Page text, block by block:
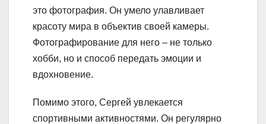
это фотография. Он умело улавливает
красоту мира в объектив своей камеры.
Фотографирование для него – не только
хобби, но и способ передать эмоции и
вдохновение.
Помимо этого, Сергей увлекается
спортивными активностями. Он регулярно